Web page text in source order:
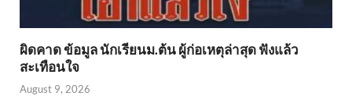
ผิดคาด ข้อมูล นักเรียนม.ต้น ผู้ก่อเหตุล่าสุด ฟังแล้ว
สะเทือนใจ
August 9, 2026